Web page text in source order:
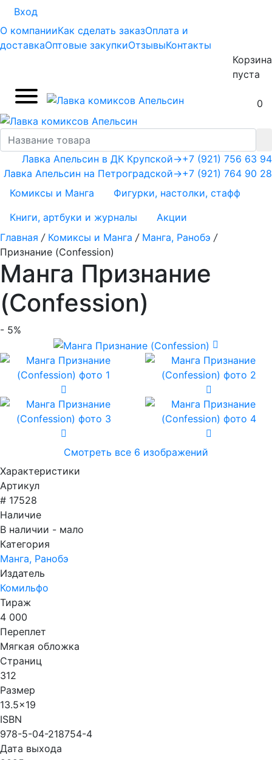
Вход
О компанииКак сделать заказОплата и
доставкаОптовые закупкиОтзывыКонтакты
Корзина
пуста
0
+7 (921) 756 63 94
+7 (921) 764 90 28
Лавка Апельсин в ДК Крупской→
Лавка Апельсин на Петроградской→
Комиксы и Манга
Фигурки, настолки, стафф
Книги, артбуки и журналы
Акции
Главная / Комиксы и Манга / Манга, Ранобэ /
Признание (Confession)
Манга Признание
(Confession)
- 5%
Смотреть все 6 изображений
Характеристики
Артикул
# 17528
Наличие
В наличии - мало
Категория
Манга, Ранобэ
Издатель
Комильфо
Тираж
4 000
Переплет
Мягкая обложка
Страниц
312
Размер
13.5x19
ISBN
978-5-04-218754-4
Дата выхода